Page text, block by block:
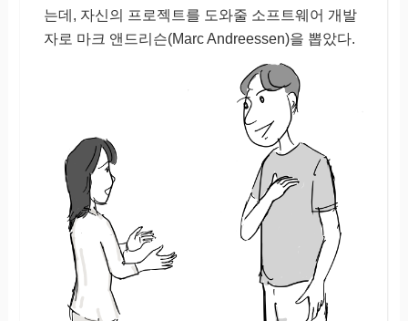
는데, 자신의 프로젝트를 도와줄 소프트웨어 개발
자로 마크 앤드리슨(Marc Andreessen)을 뽑았다.